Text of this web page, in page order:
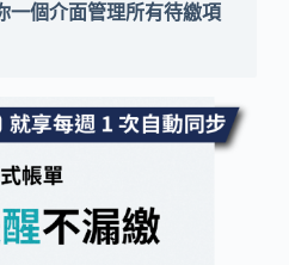
個介面管理所有待繳項